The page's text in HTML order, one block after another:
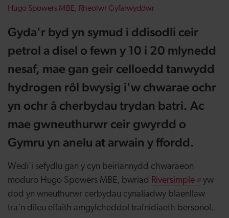
Hugo Spowers MBE, Rheolwr Gyfarwyddwr
Gyda'r byd yn symud i ddisodli ceir
petrol a disel o fewn y 10 i 20 mlynedd
nesaf, mae gan geir celloedd tanwydd
hydrogen rôl bwysig i'w chwarae ochr
yn ochr â cherbydau trydan batri. Ac
mae gwneuthurwr ceir gwyrdd o
Gymru yn anelu at arwain y ffordd.
Wedi'i sefydlu gan y cyn beiriannydd chwaraeon
moduro Hugo Spowers MBE, bwriad Riversimple
yw
dod yn wneuthurwr cerbydau cynaliadwy blaenllaw
tra'n dileu effaith amgylcheddol trafnidiaeth bersonol.